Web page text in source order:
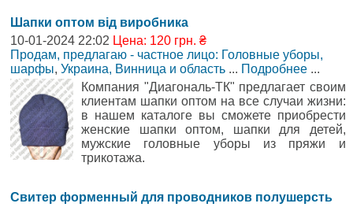
Шапки оптом від виробника
10-01-2024 22:02 Цена: 120 грн. ₴
Продам, предлагаю - частное лицо: Головные уборы,
шарфы, Украина, Винница и область ... Подробнее ...
Компания "Диагональ-ТК" предлагает своим
клиентам шапки оптом на все случаи жизни:
в нашем каталоге вы сможете приобрести
женские шапки оптом, шапки для детей,
мужские головные уборы из пряжи и
трикотажа.
Свитер форменный для проводников полушерсть